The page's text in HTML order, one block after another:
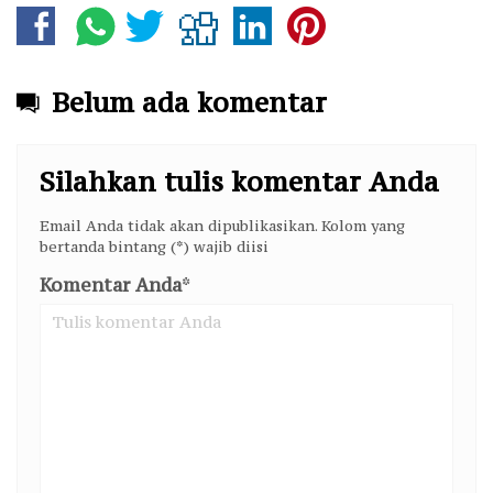
Belum ada komentar
Silahkan tulis komentar Anda
Email Anda tidak akan dipublikasikan. Kolom yang
bertanda bintang (*) wajib diisi
Komentar Anda*